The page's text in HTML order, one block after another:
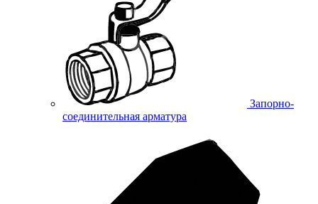
Запорно-
соединительная арматура